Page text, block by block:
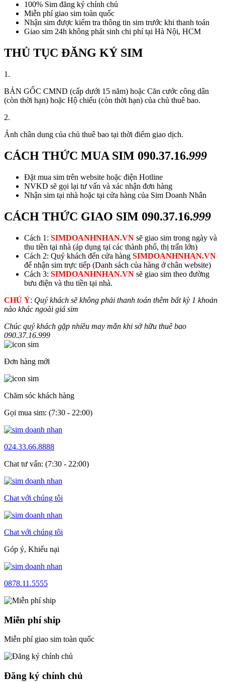
100% Sim đăng ký chính chủ
Miễn phí giao sim toàn quốc
Nhận sim được kiểm tra thông tin sim trước khi thanh toán
Giao sim 24h không phát sinh chi phí tại Hà Nội, HCM
THỦ TỤC ĐĂNG KÝ SIM
1.
BẢN GỐC CMND (cấp dưới 15 năm) hoặc Căn cước công dân
(còn thời hạn) hoặc Hộ chiếu (còn thời hạn) của chủ thuê bao.
2.
Ảnh chân dung của chủ thuê bao tại thời điểm giao dịch.
CÁCH THỨC MUA SIM 090.37.16.999
Đặt mua sim trên website hoặc điện Hotline
NVKD sẽ gọi lại tư vấn và xác nhận đơn hàng
Nhận sim tại nhà hoặc tại cửa hàng của Sim Doanh Nhân
CÁCH THỨC GIAO SIM 090.37.16.999
Cách 1: SIMDOANHNHAN.VN sẽ giao sim trong ngày và
thu tiền tại nhà (áp dụng tại các thành phố, thị trấn lớn)
Cách 2: Quý khách đến cửa hàng SIMDOANHNHAN.VN
để nhận sim trực tiếp (Danh sách của hàng ở chân website)
Cách 3: SIMDOANHNHAN.VN sẽ giao sim theo đường
bưu điện và thu tiền tại nhà.
CHÚ Ý: Quý khách sẽ không phải thanh toán thêm bất kỳ 1 khoản
nào khác ngoài giá sim
Chúc quý khách gặp nhiều may mắn khi sở hữu thuê bao
090.37.16.999
Đơn hàng mới
Chăm sóc khách hàng
Gọi mua sim: (7:30 - 22:00)
024.33.66.8888
Chat tư vấn: (7:30 - 22:00)
Chat với chúng tôi
Chat với chúng tôi
Góp ý, Khiếu nại
0878.11.5555
Miễn phí ship
Miễn phí giao sim toàn quốc
Đăng ký chính chủ